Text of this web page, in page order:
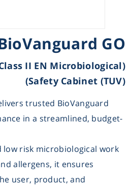
GO
II EN Microbiological
Safety Cabinet (TUV))
trusted BioVanguard
in a streamlined, budget-
risk microbiological work
allergens, it ensures
user, product, and
Microscopy
Pumps
Shaking & Stirring
Storage
Thermometry